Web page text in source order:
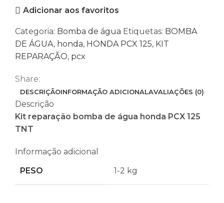
ÁGUA
Adicionar aos favoritos
Categoria: Bomba de água Etiquetas: BOMBA
DE ÁGUA, honda, HONDA PCX 125, KIT
REPARAÇÃO, pcx
Share:
DESCRIÇÃOINFORMAÇÃO ADICIONALAVALIAÇÕES (0)
Descrição
Kit reparação bomba de água honda PCX 125
TNT
Informação adicional
PESO
1-2 kg